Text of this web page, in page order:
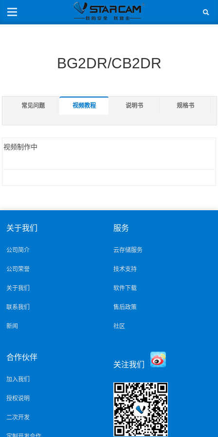
BG2DR/CB2DR
常见问题 视频教程 说明书 规格书
视频制作中
关于我们
公司简介
公司荣誉
关于我们
联系我们
新闻
服务
云存储服务
技术支持
软件下载
售后政策
社区
合作伙伴
加入我们
授权说明
二次开发
关注我们